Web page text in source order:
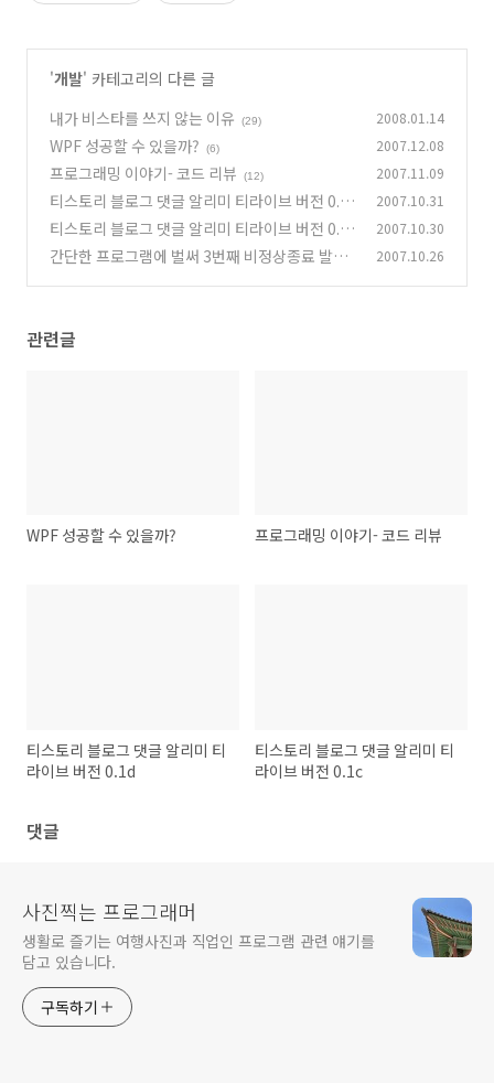
'개발' 카테고리의 다른 글
내가 비스타를 쓰지 않는 이유
(29) 2008.01.14
WPF 성공할 수 있을까? (6) 2007.12.08
프로그래밍 이야기- 코드 리뷰 (12) 2007.11.09
티스토리 블로그 댓글 알리미 티라이브 버전 0.1
d (12)
2007.10.31
티스토리 블로그 댓글 알리미 티라이브 버전 0.1
c
(17)
2007.10.30
간단한 프로그램에 벌써 3번째 비정상종료 발견
2007.10.26
관련글
WPF 성공할 수 있을까? 프로그래밍 이야기- 코드 리뷰
티스토리 블로그 댓글 알리미 티
라이브 버전 0.1d
티스토리 블로그 댓글 알리미 티
라이브 버전 0.1c
댓글
사진찍는 프로그래머
생활로 즐기는 여행사진과 직업인 프로그램 관련 얘기를
담고 있습니다.
구독하기